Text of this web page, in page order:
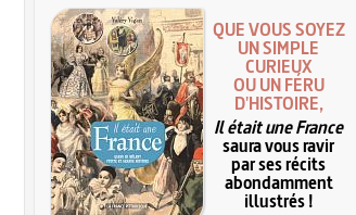
QUE VOUS SOYEZ
UN SIMPLE
CURIEUX
OU UN FÉRU
D'HISTOIRE,
Il était une France
saura vous ravir
par ses récits
abondamment
illustrés !